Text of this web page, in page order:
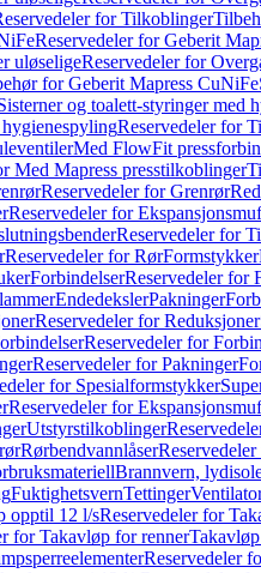
for Tilkoblinger
Reservedeler for Geberit
uløseligeReservedeler for
for Geberit Mapress CuNiFe
og toalett-styringer med
Reservedeler for
Med FlowFit
Med Mapress presstilkoblinger
Reservedeler for Grenrør
Reservedeler for
Reservedeler for
Reservedeler for RørFormstykker
ForbindelserReservedeler for
EndedekslerPakninger
Reservedeler for Reduksjoner
Reservedeler for
Reservedeler for Pakninger
for Spesialformstykker
Reservedeler for
Utstyrstilkoblinger
Rørbendvannlåser
Brannvern,
FuktighetsvernTettinger
opptil 12 l/sReservedeler for
for Takavløp for renner
Reservedeler